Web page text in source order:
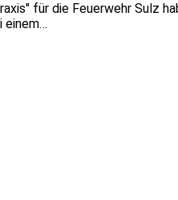
für die Feuerwehr Sulz
einem…